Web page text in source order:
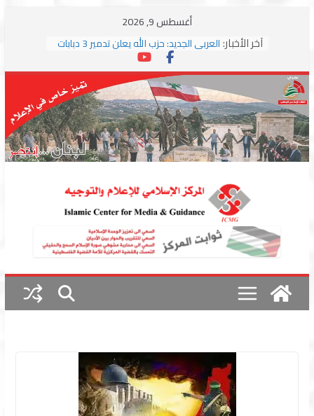
أغسطس 9, 2026
آخر الأخبار: العربي الجديد: حزب الله يعلن تدمير 3 دبابات
وسط اشتباكات مع جيش الاحتلال
ترامب: مذكرة التفاهم تمثل “استسلاما غير
مشروط” من جانب إيران
الجمهورية: إسرائيل إلى واشنطن بخريطة
احتلال جديدة ولبنان أمام اختبار التفاوض
بزشكيان وترامب يوقعان اتفاق إسلام آباد
تمهيداً لاستئناف المفاوضات
استهداف دراجة نارية على طريق العباسية